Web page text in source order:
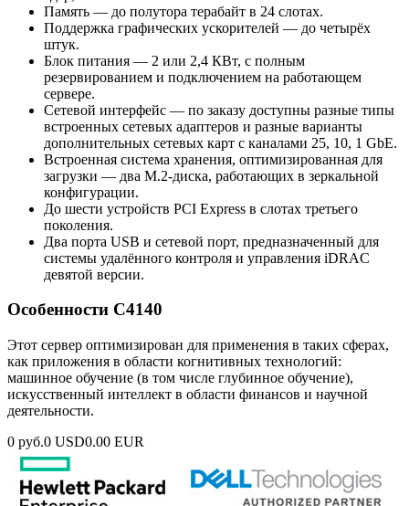
Память — до полутора терабайт в 24 слотах.
Поддержка графических ускорителей — до четырёх
штук.
Блок питания — 2 или 2,4 КВт, с полным
резервированием и подключением на работающем
сервере.
Сетевой интерфейс — по заказу доступны разные типы
встроенных сетевых адаптеров и разные варианты
дополнительных сетевых карт с каналами 25, 10, 1 GbE.
Встроенная система хранения, оптимизированная для
загрузки — два M.2-диска, работающих в зеркальной
конфигурации.
До шести устройств PCI Express в слотах третьего
поколения.
Два порта USB и сетевой порт, предназначенный для
системы удалённого контроля и управления iDRAC
девятой версии.
Особенности C4140
Этот сервер оптимизирован для применения в таких сферах,
как приложения в области когнитивных технологий:
машинное обучение (в том числе глубинное обучение),
искусственный интеллект в области финансов и научной
деятельности.
0 руб.0 USD0.00 EUR